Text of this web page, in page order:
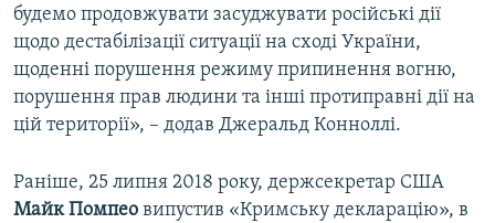
будемо продовжувати засуджувати російські дії
щодо дестабілізації ситуації на сході України,
щоденні порушення режиму припинення вогню,
порушення прав людини та інші протиправні дії на
цій території», – додав Джеральд Конноллі.
Раніше, 25 липня 2018 року, держсекретар США
Майк Помпео випустив «Кримську декларацію», в